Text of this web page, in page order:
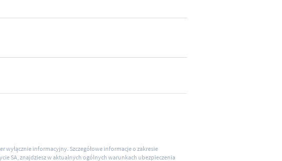
wyłącznie informacyjny. Szczegółowe informacje o zakresie
SA, znajdziesz w aktualnych ogólnych warunkach ubezpieczenia